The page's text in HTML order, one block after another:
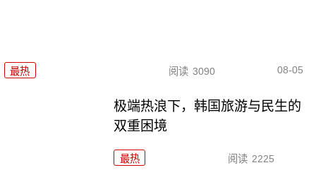
最热 阅读 3090 08-05
极端热浪下，韩国旅游与民生的
双重困境
最热 阅读 2225